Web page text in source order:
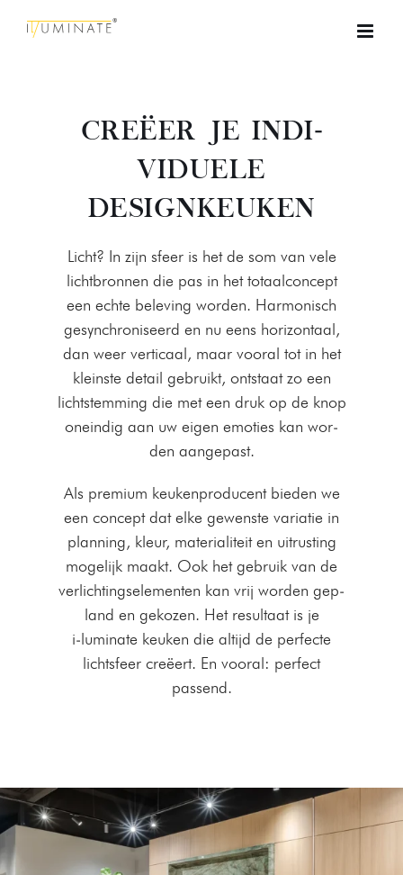
CREËER JE INDI­
VIDU­ELE
DESIGNKEUKEN
Licht? In zijn sfeer is het de som van vele
licht­bron­nen die pas in het totaal­con­cept
een echte belev­ing wor­den. Har­monisch
gesyn­chro­niseerd en nu eens hor­i­zon­taal,
dan weer ver­ti­caal, maar vooral tot in het
kle­in­ste detail gebruikt, ontstaat zo een
licht­stem­ming die met een druk op de knop
oneindig aan uw eigen emoties kan wor­
den aangepast.
Als pre­mi­um keuken­pro­du­cent bieden we
een con­cept dat elke gewen­ste vari­atie in
plan­ning, kleur, mate­ri­aliteit en uitrust­ing
mogelijk maakt. Ook het gebruik van de
ver­licht­ingse­le­menten kan vrij wor­den gep­
land en gekozen. Het resul­taat is je
i‑luminate keuken die alti­jd de per­fecte
lichts­feer creëert. En vooral: per­fect
passend.